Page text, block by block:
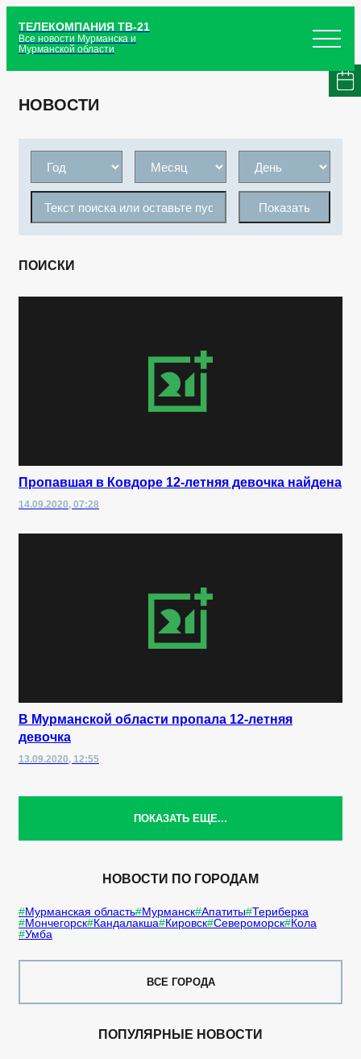
ТЕЛЕКОМПАНИЯ ТВ-21
Все новости Мурманска и
Мурманской области
НОВОСТИ
Показать
ПОИСКИ
Пропавшая в Ковдоре 12-летняя девочка найдена
14.09.2020, 07:28
В Мурманской области пропала 12-летняя
девочка
13.09.2020, 12:55
ПОКАЗАТЬ ЕЩЕ...
НОВОСТИ ПО ГОРОДАМ
Мурманская область Мурманск Апатиты Териберка
Мончегорск Кандалакша Кировск Североморск Кола
Умба
ВСЕ ГОРОДА
ПОПУЛЯРНЫЕ НОВОСТИ